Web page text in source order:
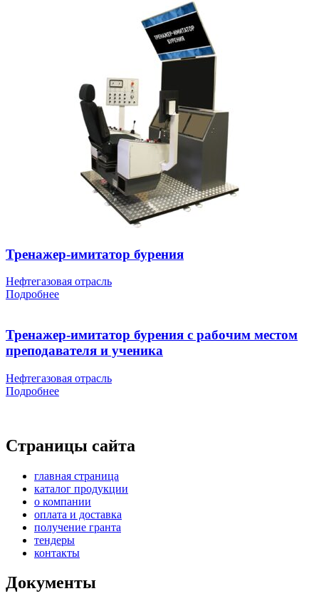
Тренажер-имитатор бурения
Нефтегазовая отрасль
Подробнее
Тренажер-имитатор бурения с рабочим местом
преподавателя и ученика
Нефтегазовая отрасль
Подробнее
Страницы сайта
главная страница
каталог продукции
о компании
оплата и доставка
получение гранта
тендеры
контакты
Документы